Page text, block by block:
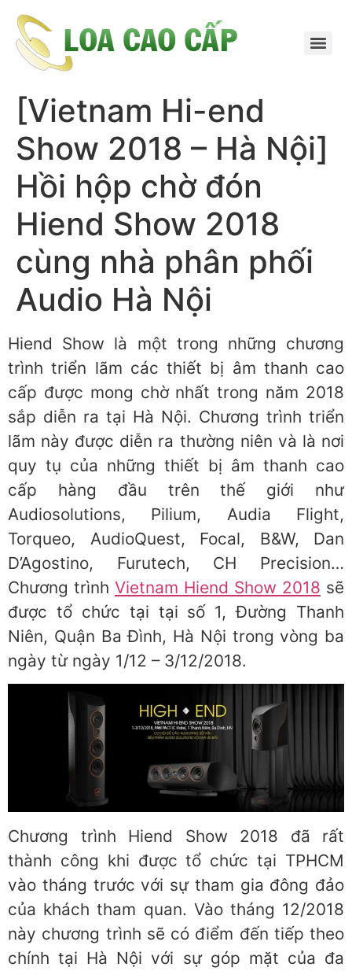
[Vietnam Hi-end
Show 2018 – Hà Nội]
Hồi hộp chờ đón
Hiend Show 2018
cùng nhà phân phối
Audio Hà Nội
Hiend Show là một trong những chương
trình triển lãm các thiết bị âm thanh cao
cấp được mong chờ nhất trong năm 2018
sắp diễn ra tại Hà Nội. Chương trình triển
lãm này được diễn ra thường niên và là nơi
quy tụ của những thiết bị âm thanh cao
cấp hàng đầu trên thế giới như
Audiosolutions, Pilium, Audia Flight,
Torqueo, AudioQuest, Focal, B&W, Dan
D’Agostino, Furutech, CH Precision…
Chương trình Vietnam Hiend Show 2018 sẽ
được tổ chức tại tại số 1, Đường Thanh
Niên, Quận Ba Đình, Hà Nội trong vòng ba
ngày từ ngày 1/12 – 3/12/2018.
Chương trình Hiend Show 2018 đã rất
thành công khi được tổ chức tại TPHCM
vào tháng trước với sự tham gia đông đảo
của khách tham quan. Vào tháng 12/2018
này chương trình sẽ có điểm đến tiếp theo
chính tại Hà Nội với sự góp mặt của đa